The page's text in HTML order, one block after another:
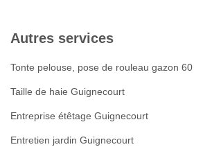
Autres services
Tonte pelouse, pose de rouleau gazon 60
Taille de haie Guignecourt
Entreprise étêtage Guignecourt
Entretien jardin Guignecourt